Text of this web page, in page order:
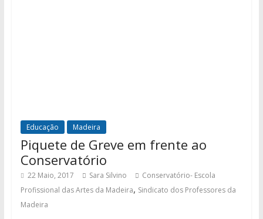
Educação Madeira
Piquete de Greve em frente ao
Conservatório
22 Maio, 2017 Sara Silvino
Conservatório- Escola
Profissional das Artes da Madeira, Sindicato dos Professores da
Madeira